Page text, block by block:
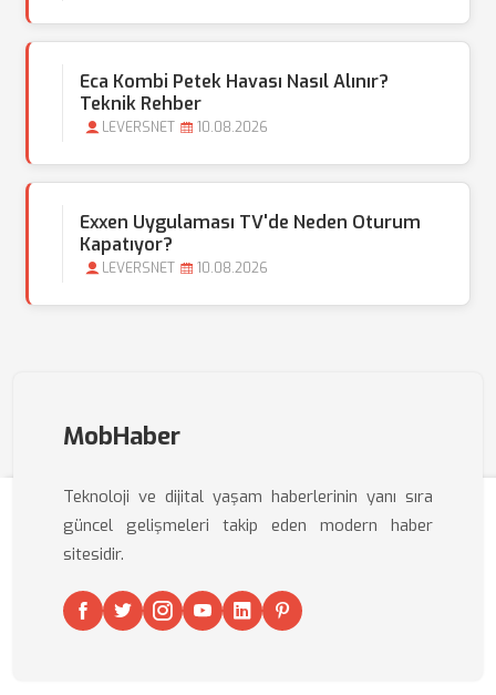
Eca Kombi Petek Havası Nasıl Alınır?
Teknik Rehber
LEVERSNET 10.08.2026
Exxen Uygulaması TV'de Neden Oturum
Kapatıyor?
LEVERSNET 10.08.2026
MobHaber
Teknoloji ve dijital yaşam haberlerinin yanı sıra
güncel gelişmeleri takip eden modern haber
sitesidir.